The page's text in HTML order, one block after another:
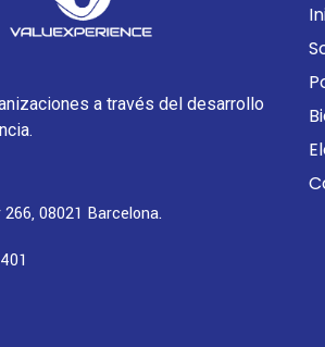
a través del desarrollo
08021 Barcelona.